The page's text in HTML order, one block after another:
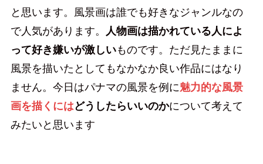
と思います。風景画は誰でも好きなジャンルなの
で人気があります。
人物画は描かれている人によ
って好き嫌いが激しいものです。ただ見たままに
風景を描いたとしてもなかなか良い作品にはなり
ません。今日はパナマの風景を例に魅力的な風景
画を描くにはどうしたらいいのかについて考えて
みたいと思います